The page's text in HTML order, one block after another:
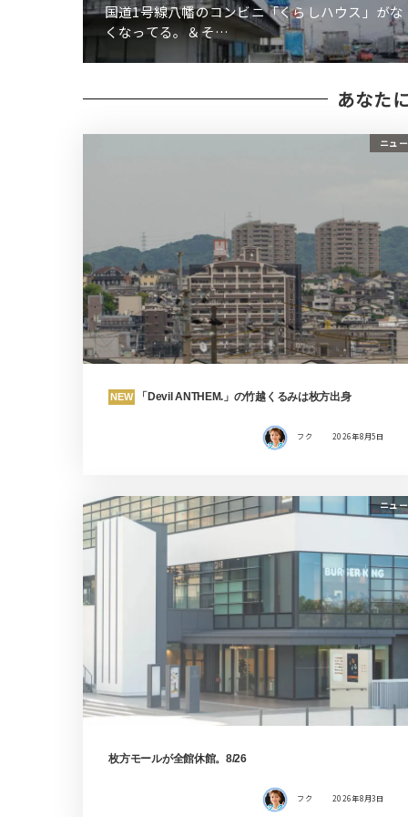
国道1号線八幡のコンビニ「くらしハウス」がな
くなってる。＆そ…
あなた
ニュ
NEW 「Devil ANTHEM.」の竹越くるみは枚方出身
フク 2026年8月5日
ニュ
枚方モールが全館休館。8/26
フク 2026年8月3日